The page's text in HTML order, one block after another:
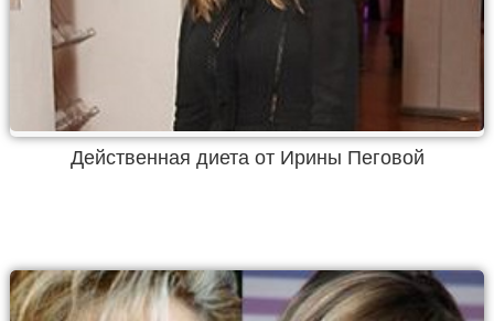
Действенная диета от Ирины Пеговой